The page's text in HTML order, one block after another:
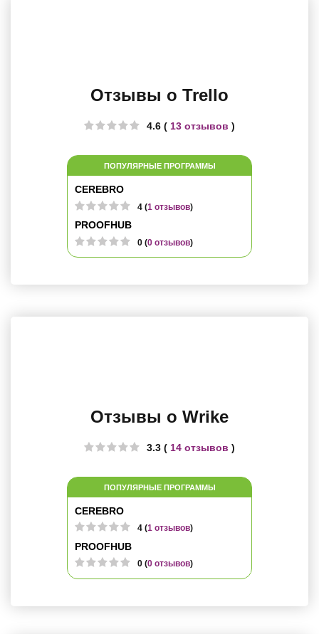
Отзывы о Trello
4.6 ( 13 отзывов )
ПОПУЛЯРНЫЕ ПРОГРАММЫ
CEREBRO
4 (1 отзывов)
PROOFHUB
0 (0 отзывов)
Отзывы о Wrike
3.3 ( 14 отзывов )
ПОПУЛЯРНЫЕ ПРОГРАММЫ
CEREBRO
4 (1 отзывов)
PROOFHUB
0 (0 отзывов)